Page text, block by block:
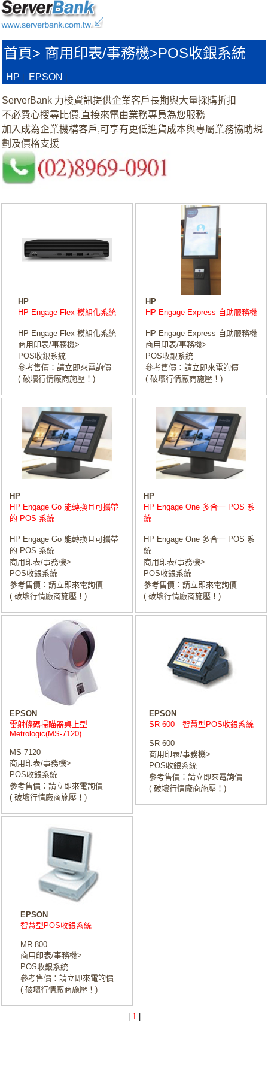
首頁> 商用印表/事務機>POS收銀系統
HP EPSON
ServerBank 力梭資訊提供企業客戶長期與大量採購折扣
不必費心搜尋比價,直接來電由業務專員為您服務
加入成為企業機構客戶,可享有更低進貨成本與專屬業務協助規
劃及價格支援
HP
HP Engage Flex 模組化系統
HP Engage Flex 模組化系統
商用印表/事務機>
POS收銀系統
參考售價：請立即來電詢價
( 破壞行情廠商施壓！)
HP
HP Engage Express 自助服務機
HP Engage Express 自助服務機
商用印表/事務機>
POS收銀系統
參考售價：請立即來電詢價
( 破壞行情廠商施壓！)
HP
HP Engage Go 能轉換且可攜帶
的 POS 系統
HP Engage Go 能轉換且可攜帶
的 POS 系統
商用印表/事務機>
POS收銀系統
參考售價：請立即來電詢價
( 破壞行情廠商施壓！)
HP
HP Engage One 多合一 POS 系
統
HP Engage One 多合一 POS 系
統
商用印表/事務機>
POS收銀系統
參考售價：請立即來電詢價
( 破壞行情廠商施壓！)
EPSON
雷射條碼掃瞄器桌上型
Metrologic(MS-7120)
MS-7120
商用印表/事務機>
POS收銀系統
參考售價：請立即來電詢價
( 破壞行情廠商施壓！)
EPSON
SR-600 智慧型POS收銀系統
SR-600
商用印表/事務機>
POS收銀系統
參考售價：請立即來電詢價
( 破壞行情廠商施壓！)
EPSON
智慧型POS收銀系統
MR-800
商用印表/事務機>
POS收銀系統
參考售價：請立即來電詢價
( 破壞行情廠商施壓！)
1|